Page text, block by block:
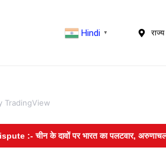
Hindi ▼
TradingView
चीन के दावों पर भारत का पलटवार, अरुणाचल